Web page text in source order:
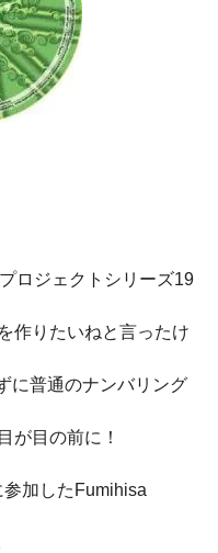
ロジェクトシリーズ19
作りたいねと言ったけ
に普通のナンバリング
が目の前に！
加したFumihisa